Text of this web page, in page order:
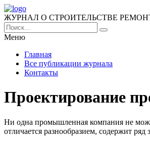
ЖУРНАЛ О СТРОИТЕЛЬСТВЕ
Меню
Главная
Все публикации журнала
Контакты
Проектирование
Ни одна промышленная компания не
отличается разнообразием, содержит